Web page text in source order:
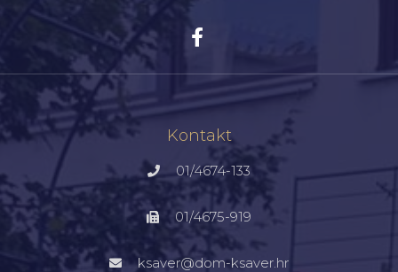
Kontakt
01/4674-133
01/4675-919
ksaver@dom-ksaver.hr